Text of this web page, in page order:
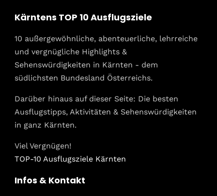
Kärntens TOP 10 Ausflugsziele
10 außergewöhnliche, abenteuerliche, lehrreiche
und vergnügliche Highlights &
Sehenswürdigkeiten in Kärnten - dem
südlichsten Bundesland Österreichs.
Darüber hinaus auf dieser Seite: Die besten
Ausflugstipps, Aktivitäten & Sehenswürdigkeiten
in ganz Kärnten.
Viel Vergnügen!
TOP-10 Ausflugsziele Kärnten
Infos & Kontakt